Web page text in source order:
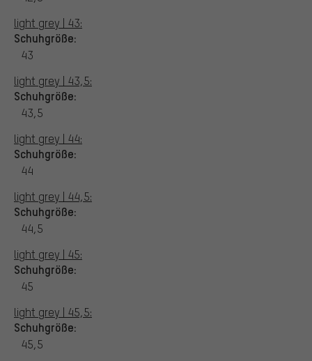
light grey | 43:
Schuhgröße:
43
light grey | 43,5:
Schuhgröße:
43,5
light grey | 44:
Schuhgröße:
44
light grey | 44,5:
Schuhgröße:
44,5
light grey | 45:
Schuhgröße:
45
light grey | 45,5:
Schuhgröße:
45,5